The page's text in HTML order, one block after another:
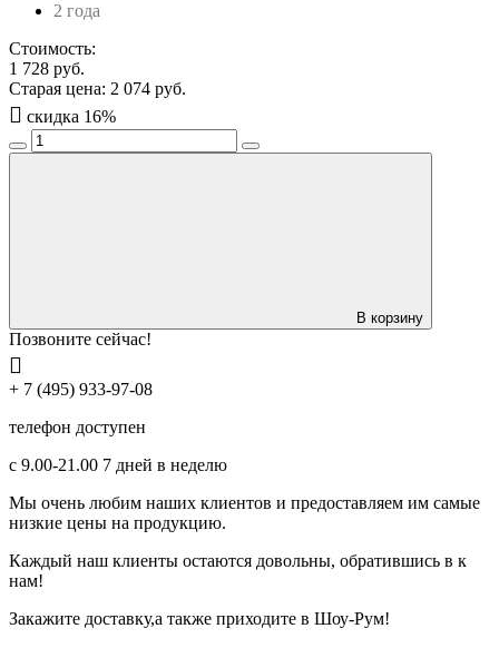
2 года
Стоимость:
1 728 руб.
Старая цена: 2 074 руб.
скидка 16%
В корзину
Позвоните сейчас!
+ 7 (495) 933-97-08
телефон доступен
с 9.00-21.00 7 дней в неделю
Мы очень любим наших клиентов и предоставляем им самые
низкие цены на продукцию.
Каждый наш клиенты остаются довольны, обратившись в к
нам!
Закажите доставку,а также приходите в Шоу-Рум!